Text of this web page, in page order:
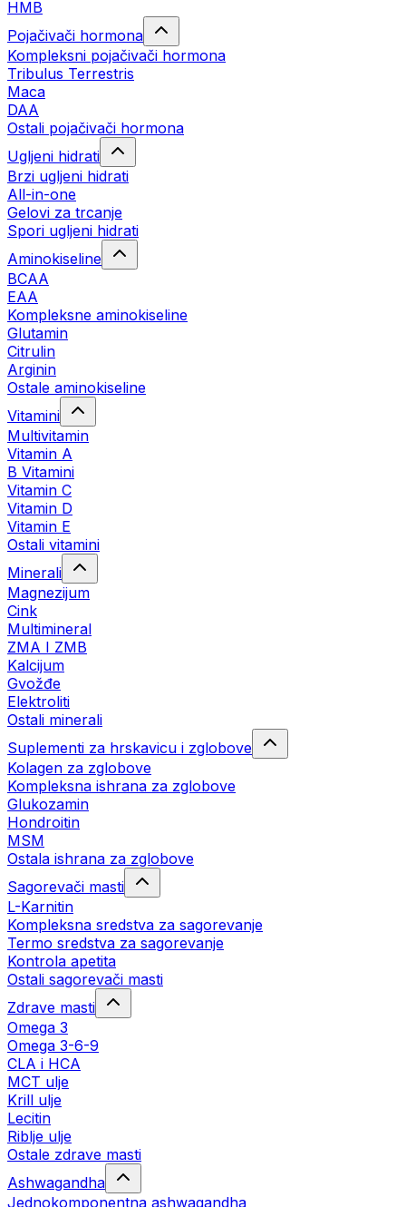
HMB
Pojačivači hormona
Kompleksni pojačivači hormona
Tribulus Terrestris
Maca
DAA
Ostali pojačivači hormona
Ugljeni hidrati
Brzi ugljeni hidrati
All-in-one
Gelovi za trcanje
Spori ugljeni hidrati
Aminokiseline
BCAA
ЕАА
Kompleksne aminokiseline
Glutamin
Citrulin
Arginin
Ostale aminokiseline
Vitamini
Multivitamin
Vitamin A
B Vitamini
Vitamin C
Vitamin D
Vitamin E
Ostali vitamini
Minerali
Magnezijum
Cink
Multimineral
ZMA I ZMB
Kalcijum
Gvožđe
Elektroliti
Ostali minerali
Suplementi za hrskavicu i zglobove
Kolagen za zglobove
Kompleksna ishrana za zglobove
Glukozamin
Hondroitin
MSM
Ostala ishrana za zglobove
Sagorevači masti
L-Karnitin
Kompleksna sredstva za sagorevanje
Termo sredstva za sagorevanje
Kontrola apetita
Ostali sagorevači masti
Zdrave masti
Omega 3
Omega 3-6-9
CLA i HCA
MCT ulje
Krill ulje
Lecitin
Riblje ulje
Ostale zdrave masti
Ashwagandha
Jednokomponentna ashwagandha